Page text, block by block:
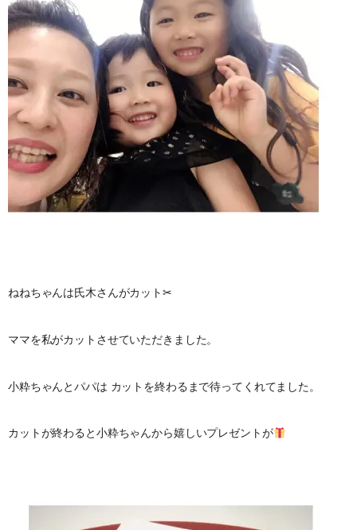
ねねちゃんは氏木さんがカット✂︎
ママを私がカットさせていただきました。
小粋ちゃんとパパは カットを終わるまで待ってくれてました。
カットが終わると小粋ちゃんから嬉しいプレゼントが